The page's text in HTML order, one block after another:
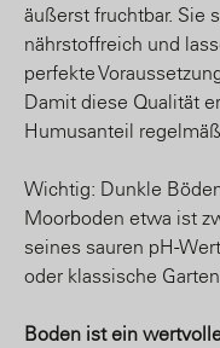
äußerst fruchtbar. Sie
nährstoffreich und
perfekte
Damit diese Qualität
Humusanteil
Wichtig: Dunkle
Moorboden etwa ist
seines sauren pH-
oder klassische
Boden ist ein